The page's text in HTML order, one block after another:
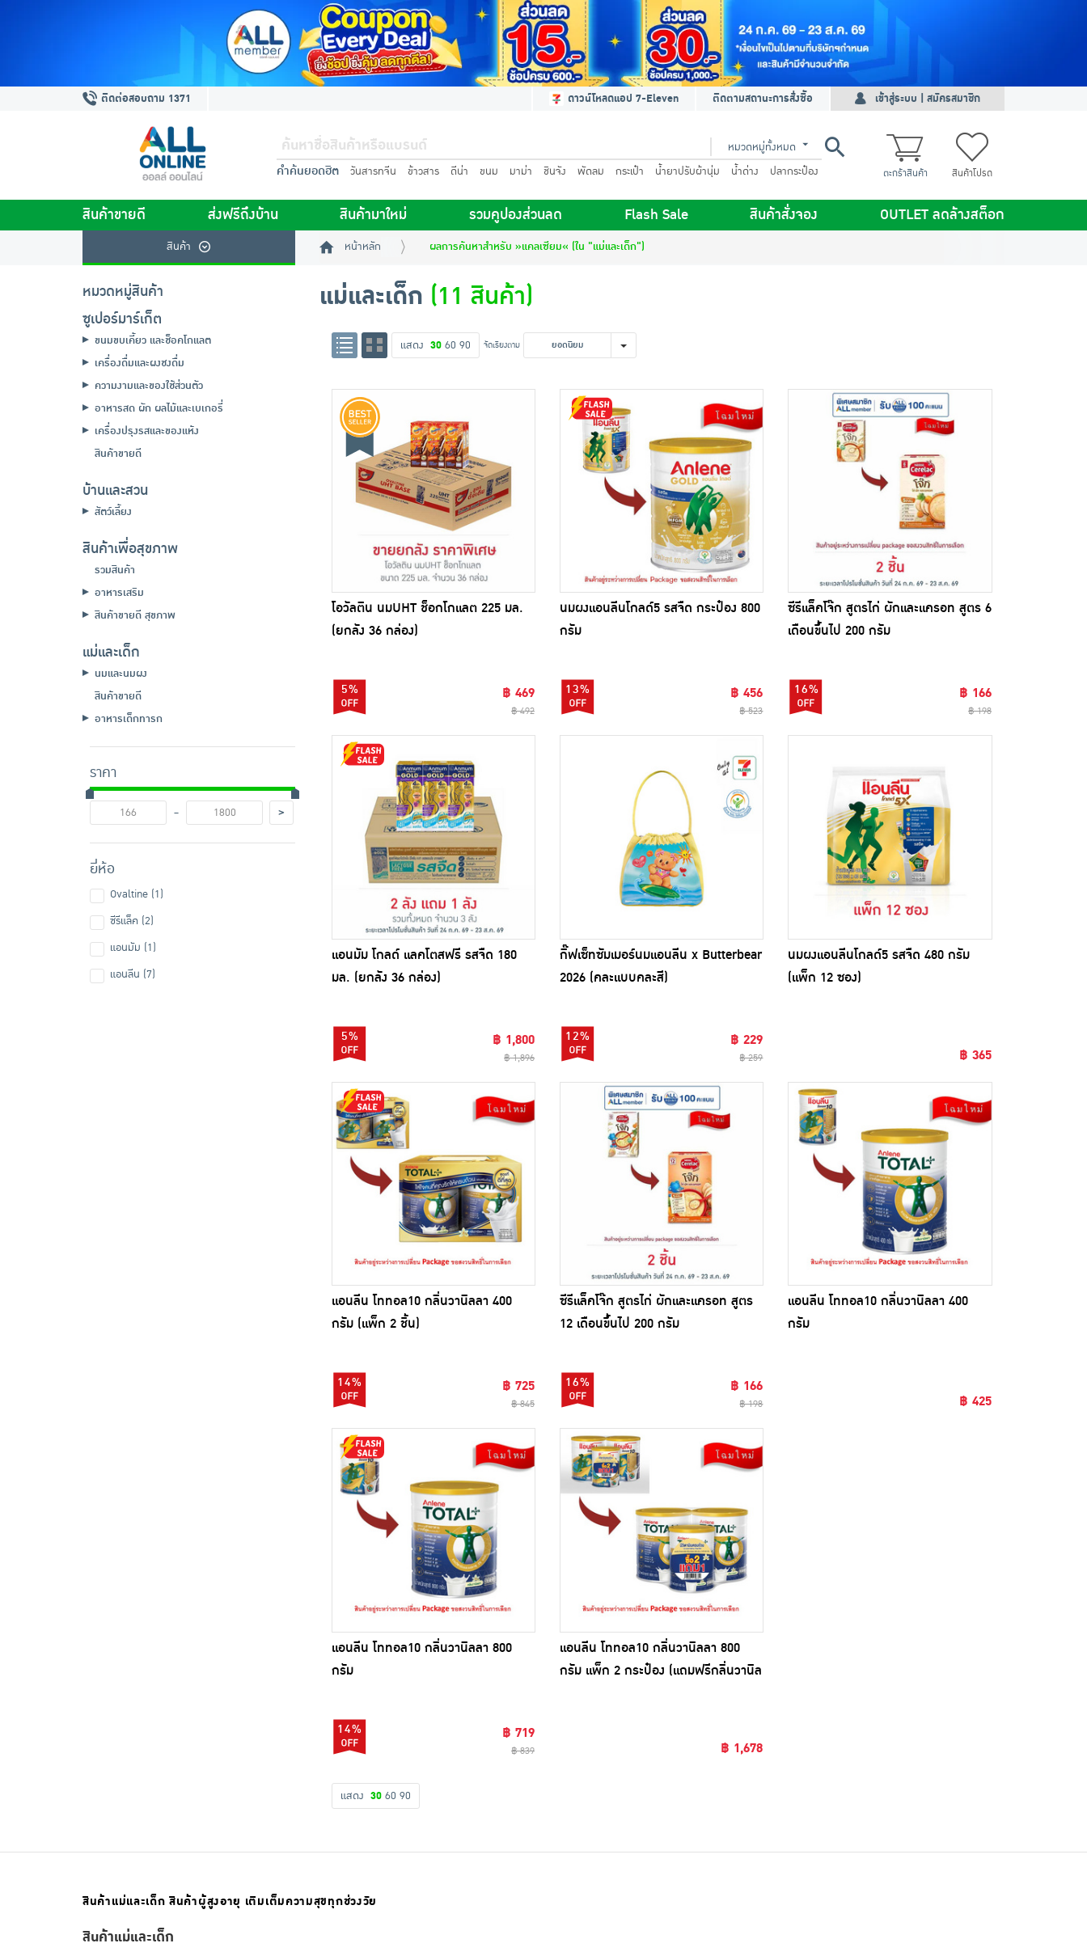
ติดต่อสอบถาม 1371 ดาวน์โหลดแอป 7-Eleven ติดตามสถานะการสั่งซื้อ เข้าสู่ระบบ | สมัครสมาชิก
หมวดหมู่ทั้งหมด
คำค้นยอดฮิต วันสารทจีน ข้าวสาร ดีน่า ขนม มาม่า ชินจัง พัดลม กระเป๋า น้ำยาปรับผ้านุ่ม น้ำด่าง ปลากระป๋อง ตะกร้าสินค้า สินค้าโปรด
สินค้าขายดี ส่งฟรีถึงบ้าน สินค้ามาใหม่ รวมคูปองส่วนลด Flash Sale สินค้าสั่งจอง OUTLET ลดล้างสต็อก
สินค้า หน้าหลัก ผลการค้นหาสำหรับ »แคลเซียม« (ใน "แม่และเด็ก")
หมวดหมู่สินค้า
ซูเปอร์มาร์เก็ต
ขนมขบเคี้ยว และช็อคโกแลต
เครื่องดื่มและผงชงดื่ม
ความงามและของใช้ส่วนตัว
อาหารสด ผัก ผลไม้และเบเกอรี่
เครื่องปรุงรสและของแห้ง
สินค้าขายดี
บ้านและสวน
สัตว์เลี้ยง
สินค้าเพื่อสุขภาพ
รวมสินค้า
อาหารเสริม
สินค้าขายดี สุขภาพ
แม่และเด็ก
นมและนมผง
สินค้าขายดี
อาหารเด็กทารก
ราคา
-
>
ยี่ห้อ
Ovaltine (1)
ซีรีแล็ค (2)
แอนมัม (1)
แอนลีน (7)
แม่และเด็ก (11 สินค้า)
แสดง 30 60 90 จัดเรียงตาม ยอดนิยม
โอวัลติน นมUHT ช็อกโกแลต 225 มล.
(ยกลัง 36 กล่อง)
5% ฿ 469
฿ 492
นมผงแอนลีนโกลด์5 รสจืด กระป๋อง 800
กรัม
13% ฿ 456
฿ 523
ซีรีแล็คโจ๊ก สูตรไก่ ผักและแครอท สูตร 6
เดือนขึ้นไป 200 กรัม
16% ฿ 166
฿ 198
แอนมัม โกลด์ แลคโตสฟรี รสจืด 180
มล. (ยกลัง 36 กล่อง)
5% ฿ 1,800
฿ 1,896
กิ๊ฟเซ็ทซัมเมอร์นมแอนลีน x Butterbear
2026 (คละแบบคละสี)
12% ฿ 229
฿ 259
นมผงแอนลีนโกลด์5 รสจืด 480 กรัม
(แพ็ก 12 ซอง)
฿ 365
แอนลีน โททอล10 กลิ่นวานิลลา 400
กรัม (แพ็ก 2 ชิ้น)
14% ฿ 725
฿ 845
ซีรีแล็คโจ๊ก สูตรไก่ ผักและแครอท สูตร
12 เดือนขึ้นไป 200 กรัม
16% ฿ 166
฿ 198
แอนลีน โททอล10 กลิ่นวานิลลา 400
กรัม
฿ 425
แอนลีน โททอล10 กลิ่นวานิลลา 800
กรัม
14% ฿ 719
฿ 839
แอนลีน โททอล10 กลิ่นวานิลลา 800
กรัม แพ็ก 2 กระป๋อง (แถมฟรีกลิ่นวานิล
฿ 1,678
แสดง 30 60 90
สินค้าแม่และเด็ก สินค้าผู้สูงอายุ เติมเต็มความสุขทุกช่วงวัย
สินค้าแม่และเด็ก